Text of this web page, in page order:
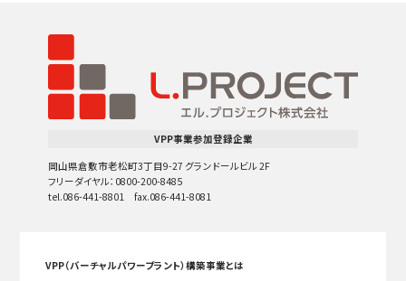
VPP事業参加登録企業
岡山県倉敷市老松町3丁目9-27 グランドールビル 2F
フリーダイヤル：0800-200-8485
tel.086-441-8801 fax.086-441-8081
VPP（バーチャルパワープラント）構築事業とは